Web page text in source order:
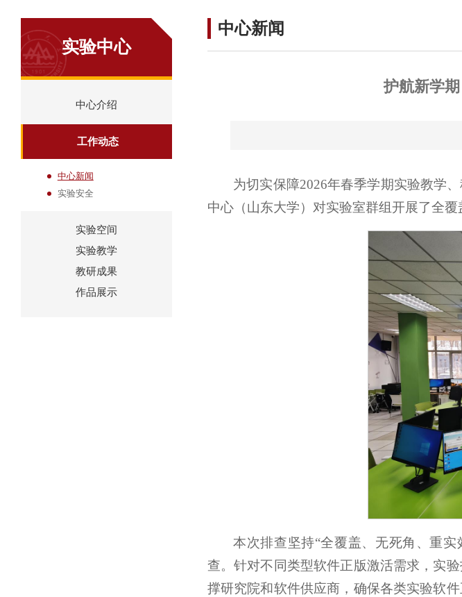
实验中心
中心介绍
工作动态
中心新闻
实验安全
实验空间
实验教学
教研成果
作品展示
中心新闻
护航新学
为切实保障2026年春季学期实验教学
中心（山东大学）对实验室群组开展了全
本次排查坚持“全覆盖、无死角、重
查。针对不同类型软件正版激活需求，实
撑研究院和软件供应商，确保各类实验软